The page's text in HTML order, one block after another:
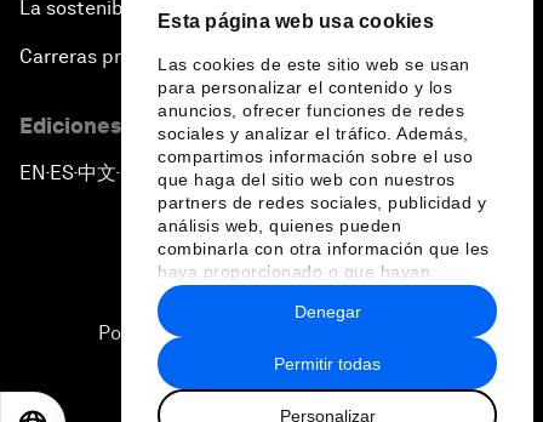
Esta página web usa cookies
Las cookies de este sitio web se usan
para personalizar el contenido y los
anuncios, ofrecer funciones de redes
sociales y analizar el tráfico. Además,
compartimos información sobre el uso
que haga del sitio web con nuestros
partners de redes sociales, publicidad y
análisis web, quienes pueden
combinarla con otra información que les
haya proporcionado o que hayan
recopilado a partir del uso que haya
hecho de sus servicios.
Permitir todas
Personalizar
Denegar
La sostenibilidad en el Foro
Carreras profesionales
Ediciones en otros idiomas
EN ▪ ES▪中文▪ 日本語
Política de privacidad y normas de uso